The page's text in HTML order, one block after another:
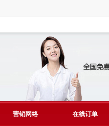
营销网络 在线订单